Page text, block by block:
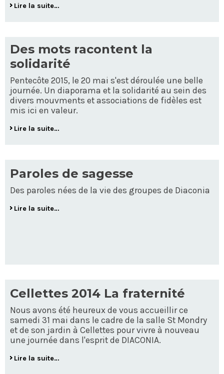
Lire la suite…
Des mots racontent la
solidarité
Pentecôte 2015, le 20 mai s'est déroulée une belle
journée. Un diaporama et la solidarité au sein des
divers mouvments et associations de fidèles est
mis ici en valeur.
Lire la suite…
Paroles de sagesse
Des paroles nées de la vie des groupes de Diaconia
Lire la suite…
Cellettes 2014 La fraternité
Nous avons été heureux de vous accueillir ce
samedi 31 mai dans le cadre de la salle St Mondry
et de son jardin à Cellettes pour vivre à nouveau
une journée dans l'esprit de DIACONIA.
Lire la suite…